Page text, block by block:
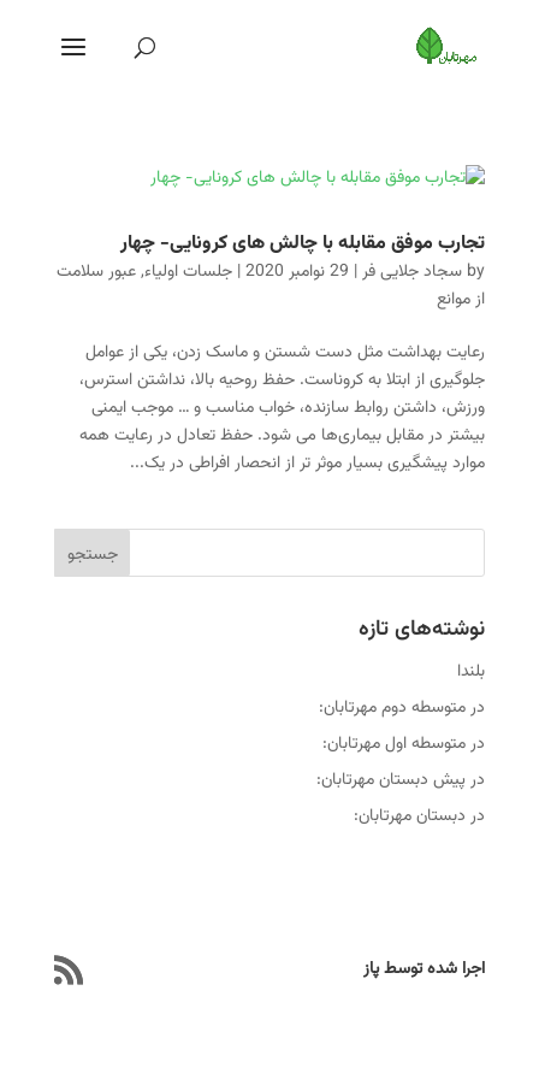
تجارب موفق مقابله با چالش های کرونایی- چهار
by سجاد جلایی فر| 29 نوامبر 2020 | جلسات اولیاء,عبور سلامت
از موانع
رعایت بهداشت مثل دست شستن و ماسک زدن، یکی از عوامل
جلوگیری از ابتلا به کروناست. حفظ روحیه بالا، نداشتن استرس،
ورزش، داشتن روابط سازنده، خواب مناسب و … موجب ایمنی
بیشتر در مقابل بیماری‌ها می شود. حفظ تعادل در رعایت همه
موارد پیشگیری بسیار موثر تر از انحصار افراطی در یک...
نوشته‌های تازه
بلندا
در متوسطه دوم مهرتابان:
در متوسطه اول مهرتابان:
در پیش دبستان مهرتابان:
در دبستان مهرتابان:
اجرا شده توسط پاز